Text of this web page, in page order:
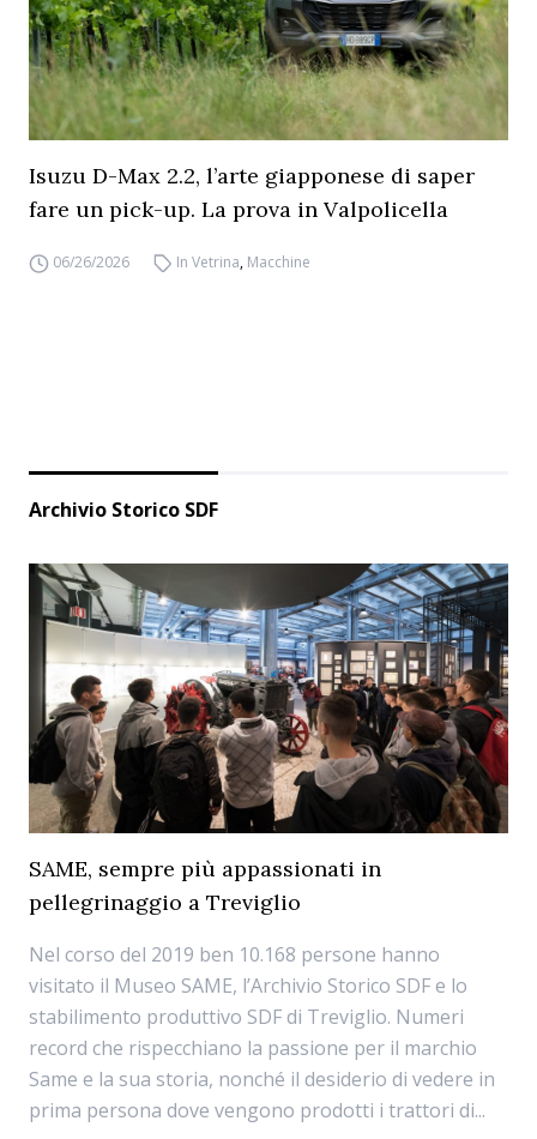
Isuzu D-Max 2.2, l’arte giapponese di saper
fare un pick-up. La prova in Valpolicella
06/26/2026 In Vetrina, Macchine
Archivio Storico SDF
SAME, sempre più appassionati in
pellegrinaggio a Treviglio
Nel corso del 2019 ben 10.168 persone hanno
visitato il Museo SAME, l’Archivio Storico SDF e lo
stabilimento produttivo SDF di Treviglio. Numeri
record che rispecchiano la passione per il marchio
Same e la sua storia, nonché il desiderio di vedere in
prima persona dove vengono prodotti i trattori di...